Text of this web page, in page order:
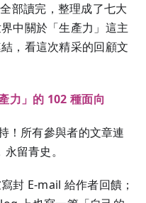
部讀完，整理成了七大
中關於「生產力」這主
，看這次精采的回顧文
力」的 102 種面向
！所有參與者的文章連
永留青史。
封 E-mail 給作者回饋；